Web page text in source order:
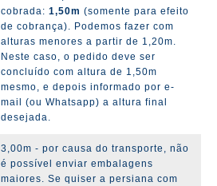
cobrada: 1,50m (somente para efeito
de cobrança). Podemos fazer com
alturas menores a partir de 1,20m.
Neste caso, o pedido deve ser
concluído com altura de 1,50m
mesmo, e depois informado por e-
mail (ou Whatsapp) a altura final
desejada.
3,00m - por causa do transporte, não
é possível enviar embalagens
maiores. Se quiser a persiana com